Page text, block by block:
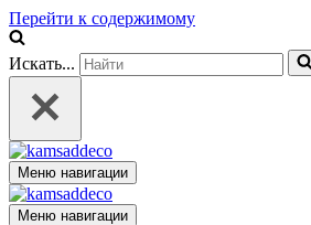
Перейти к содержимому
Искать...
Меню навигации
Меню навигации